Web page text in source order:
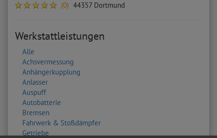
(0) 44357 Dortmund
Werkstattleistungen
Alle
Achsvermessung
Anhängerkupplung
Anlasser
Auspuff
Autobatterie
Bremsen
Fahrwerk & Stoßdämpfer
Getriebe